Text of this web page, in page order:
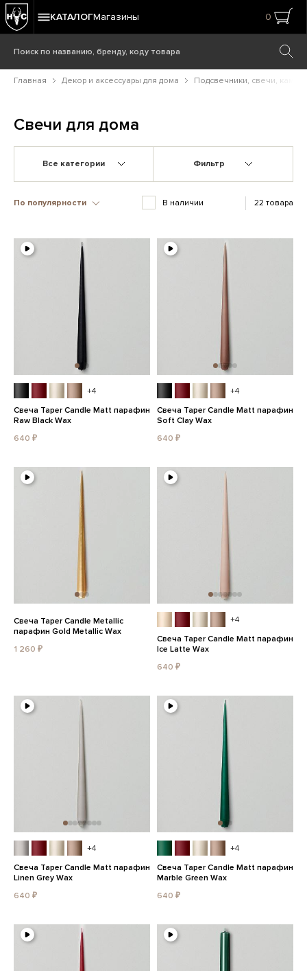
КАТАЛОГМагазины 0
Главная Декор и аксессуары для дома Подсвечники, свечи,
Свечи для дома
Все категории Фильтр
По популярности В наличии 22 товара
+4
Свеча Taper Candle Matt парафин
Raw Black Wax
640 ₽
+4
Свеча Taper Candle Matt парафин
Soft Clay Wax
640 ₽
Свеча Taper Candle Metallic
парафин Gold Metallic Wax
1 260 ₽
+4
Свеча Taper Candle Matt парафин
Ice Latte Wax
640 ₽
+4
Свеча Taper Candle Matt парафин
Linen Grey Wax
640 ₽
+4
Свеча Taper Candle Matt парафин
Marble Green Wax
640 ₽